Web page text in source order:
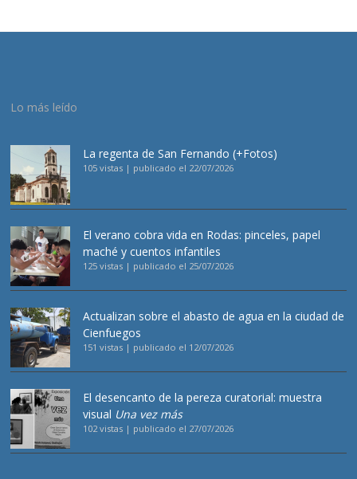
Lo más leído
La regenta de San Fernando (+Fotos)
105 vistas | publicado el 22/07/2026
El verano cobra vida en Rodas: pinceles, papel
maché y cuentos infantiles
125 vistas | publicado el 25/07/2026
Actualizan sobre el abasto de agua en la ciudad de
Cienfuegos
151 vistas | publicado el 12/07/2026
El desencanto de la pereza curatorial: muestra
visual Una vez más
102 vistas | publicado el 27/07/2026